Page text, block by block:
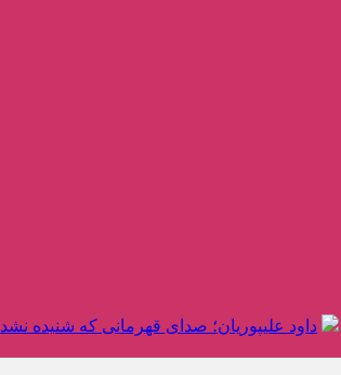
داود علیپوریان؛ صدای قهرمانی که شنیده نشد